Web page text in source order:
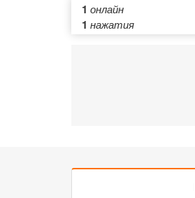
1 онлайн
1 нажатия